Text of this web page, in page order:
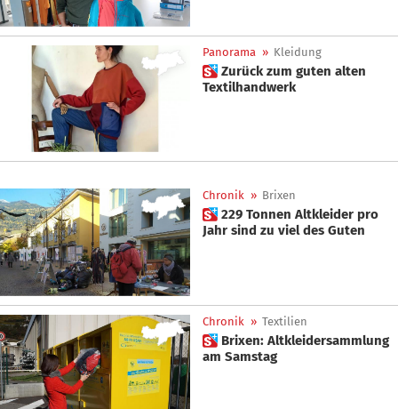
Panorama » Kleidung
 Zurück zum guten alten
Textilhandwerk
Chronik » Brixen
 229 Tonnen Altkleider pro
Jahr sind zu viel des Guten
Chronik » Textilien
 Brixen: Altkleidersammlung
am Samstag